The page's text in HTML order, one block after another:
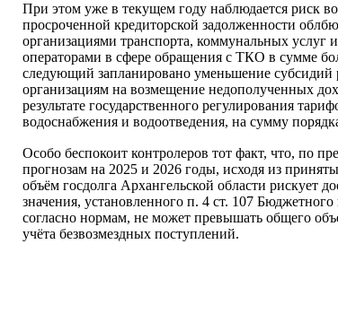
При этом уже в текущем году наблюдается риск
просроченной кредиторской задолженности
организациями транспорта, коммунальных услуг
операторами в сфере обращения с ТКО в сумме
следующий запланировано уменьшение
организациям на возмещение недополученных
результате государственного регулирования
водоснабжения и водоотведения, на сумму
Особо беспокоит контролеров тот факт, что, по
прогнозам на 2025 и 2026 годы, исходя из
объём госдолга Архангельской области рискует
значения, установленного п. 4 ст. 107
согласно нормам, не может превышать общего
учёта безвозмездных поступлений.